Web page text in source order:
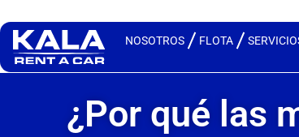
NOSOTROS FLOTA
¿Por qué las